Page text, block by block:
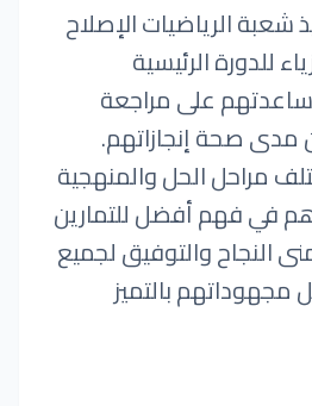
شعبة الرياضيات الإصلاح
للدورة الرئيسية
2026، لمساعدتهم على مراجعة
مدى صحة إنجازاتهم.
مراحل الحل والمنهجية
في فهم أفضل للتمارين
النجاح والتوفيق لجميع
مجهوداتهم بالتميز